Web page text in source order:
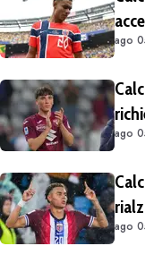
ago
ago
per
ago